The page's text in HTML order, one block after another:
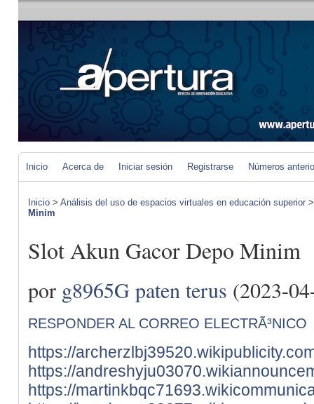
Inicio Acerca de Iniciar sesión Registrarse Números
Inicio > Análisis del uso de espacios virtuales en educación superior
Minim
Slot Akun Gacor Depo Minim
por g8965G paten terus (2023-
RESPONDER AL CORREO ELECTRÃ³NICO
https://
https://
https://